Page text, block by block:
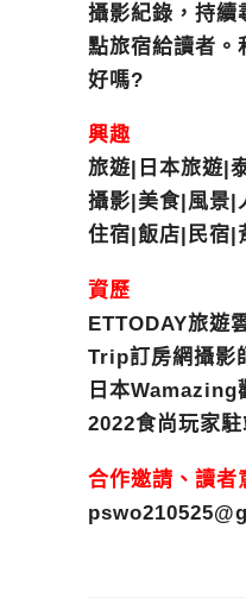
攝影紀錄，持續
點旅宿給讀者。
好嗎?
興趣
旅遊|日本旅遊|
攝影|美食|風景|
住宿|飯店|民宿|
資歷
ETTODAY旅遊
Trip訂房網攝影
日本Wamazing
2022食尚玩家
合作邀請、讀者